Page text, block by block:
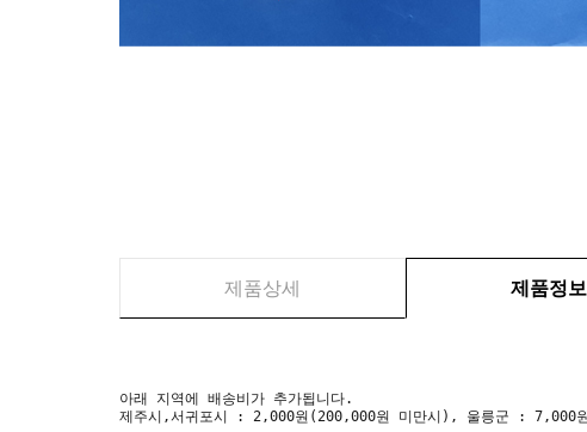
제품상세 제품정보
아래 지역에 배송비가 추가됩니다.
제주시,서귀포시 : 2,000원(200,000원 미만시), 울릉군 : 7,000